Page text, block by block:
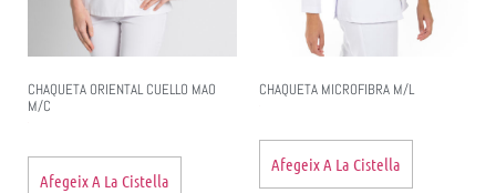
CHAQUETA ORIENTAL CUELLO MAO
M/C
Afegeix A La Cistella
CHAQUETA MICROFIBRA M/L
Afegeix A La Cistella